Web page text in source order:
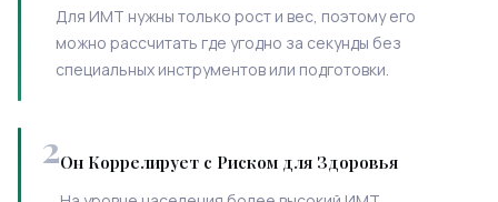
Для ИМТ нужны только рост и вес, поэтому его
можно рассчитать где угодно за секунды без
специальных инструментов или подготовки.
2Он Коррелирует с Риском для Здоровья